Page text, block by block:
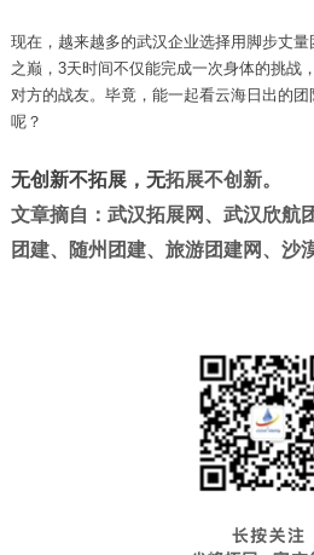
现在，越来越多的武汉企业选择用脚步丈
之巅，3天时间不仅能完成一次身体的挑战
对方的战友。毕竟，能一起看云海日出的
呢？
无创新不拓展，无拓展不创新。
文章摘自： 武汉拓展网 、 武汉欣航
团建、 随州团建、旅游团建网、 沙